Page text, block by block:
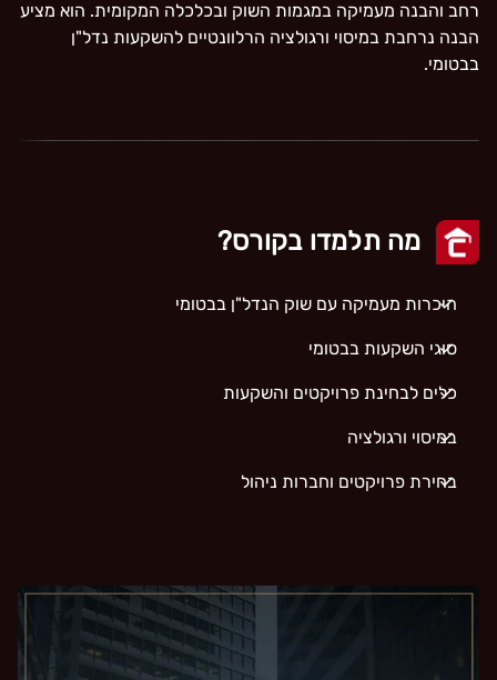
רחב והבנה מעמיקה במגמות השוק ובכלכלה המקומית. הוא מציע
הבנה נרחבת במיסוי ורגולציה הרלוונטיים להשקעות נדל"ן
בבטומי.
מה תלמדו בקורס?
היכרות מעמיקה עם שוק הנדל"ן בבטומי
סוגי השקעות בבטומי
כלים לבחינת פרויקטים והשקעות
במיסוי ורגולציה
בחירת פרויקטים וחברות ניהול